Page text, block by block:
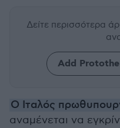
Δείτε περισσότερα
Add
Ο Ιταλός
αναμένεται να